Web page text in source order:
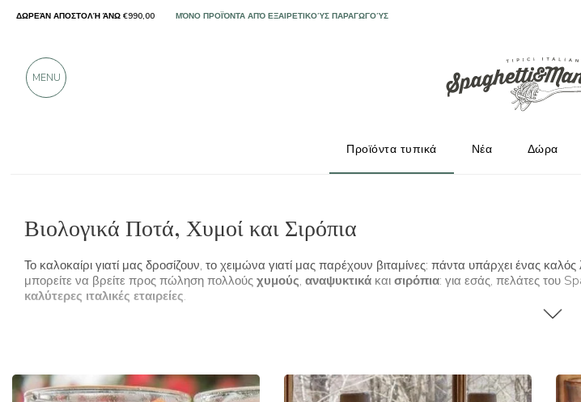
Βιολογικά Ποτά, Χυμοί και Σιρόπια
Το καλοκαίρι γιατί μας δροσίζουν, το χειμώνα γιατί μας παρέχουν βιταμίνες: πάντα υπάρχει ένας
μπορείτε να βρείτε προς πώληση πολλούς χυμούς, αναψυκτικά και σιρόπια: για εσάς, πελάτες του
καλύτερες ιταλικές εταιρείες.
Αναψυκτικά, χυμοί και σιρόπια
ΔΩΡΕΆΝ ΑΠΟΣΤΟΛΉ ΆΝΩ €990,00 ΜΌΝΟ ΠΡΟΪΌΝΤΑ ΑΠΌ ΕΞΑΙΡΕΤΙΚΟΎΣ ΠΑΡΑΓΩΓΟΎΣ
MENU
Προϊόντα τυπικά Νέα Δώρα